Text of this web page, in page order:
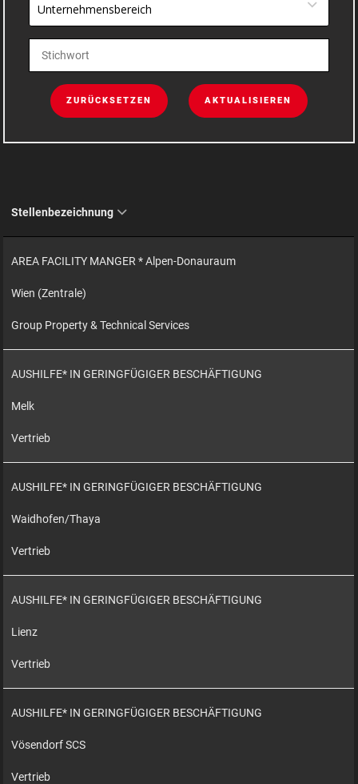
Unternehmensbereich
ZURÜCKSETZEN AKTUALISIEREN
Stellenbezeichnung
AREA FACILITY MANGER * Alpen-Donauraum
Wien (Zentrale)
Group Property & Technical Services
AUSHILFE* IN GERINGFÜGIGER BESCHÄFTIGUNG
Melk
Vertrieb
AUSHILFE* IN GERINGFÜGIGER BESCHÄFTIGUNG
Waidhofen/Thaya
Vertrieb
AUSHILFE* IN GERINGFÜGIGER BESCHÄFTIGUNG
Lienz
Vertrieb
AUSHILFE* IN GERINGFÜGIGER BESCHÄFTIGUNG
Vösendorf SCS
Vertrieb